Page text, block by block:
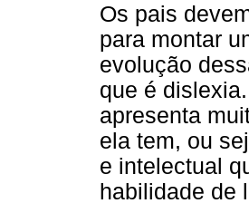
Os pais
para montar
evolução
que é
apresenta
ela tem, ou
e intelectual
habilidade de